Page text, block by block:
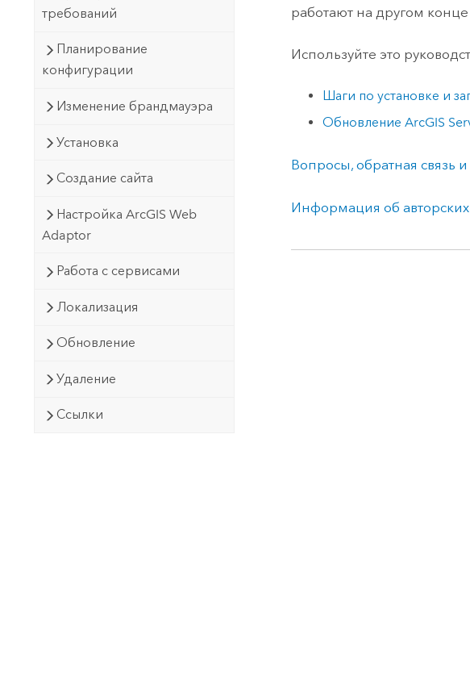
требований
Планирование
конфигурации
Изменение брандмауэра
Установка
Создание сайта
Настройка ArcGIS Web
Adaptor
Работа с сервисами
Локализация
Обновление
Удаление
Ссылки
работают на другом
Используйте это
Шаги по установке и
Обновление ArcGIS
Вопросы, обратная связь
Информация об